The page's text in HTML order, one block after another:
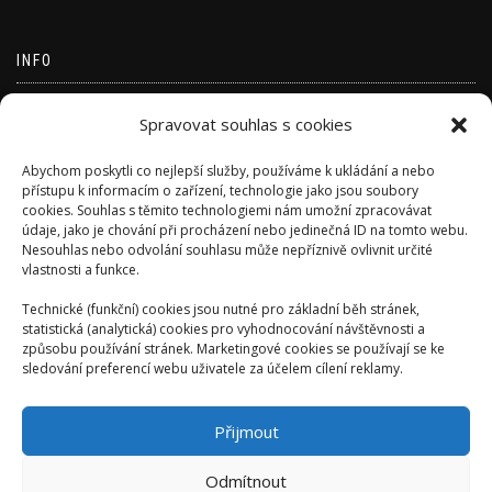
Spravovat souhlas s cookies
Abychom poskytli co nejlepší služby, používáme k ukládání a nebo
přístupu k informacím o zařízení, technologie jako jsou soubory
cookies. Souhlas s těmito technologiemi nám umožní zpracovávat
údaje, jako je chování při procházení nebo jedinečná ID na tomto webu.
Nesouhlas nebo odvolání souhlasu může nepříznivě ovlivnit určité
vlastnosti a funkce.
Technické (funkční) cookies jsou nutné pro základní běh stránek,
statistická (analytická) cookies pro vyhodnocování návštěvnosti a
způsobu používání stránek. Marketingové cookies se používají se ke
sledování preferencí webu uživatele za účelem cílení reklamy.
Přijmout
Odmítnout
INFO
Kanál komentářů
Česká lokalizace